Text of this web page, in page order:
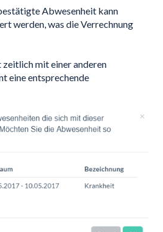
Abwesenheit kann
werden, was die Verrechnung
mit einer anderen
eine entsprechende